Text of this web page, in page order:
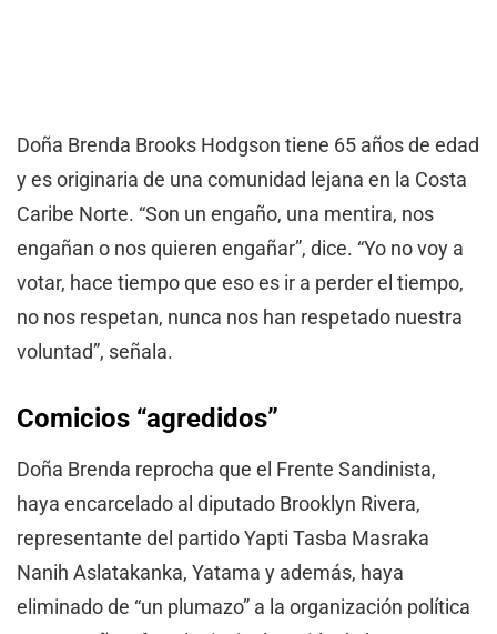
Doña Brenda Brooks Hodgson tiene 65 años de edad
y es originaria de una comunidad lejana en la Costa
Caribe Norte. “Son un engaño, una mentira, nos
engañan o nos quieren engañar”, dice. “Yo no voy a
votar, hace tiempo que eso es ir a perder el tiempo,
no nos respetan, nunca nos han respetado nuestra
voluntad”, señala.
Comicios “agredidos”
Doña Brenda reprocha que el Frente Sandinista,
haya encarcelado al diputado Brooklyn Rivera,
representante del partido Yapti Tasba Masraka
Nanih Aslatakanka, Yatama y además, haya
eliminado de “un plumazo” a la organización política